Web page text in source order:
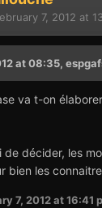
7, 2012 at
at 08:35,
va t-on
de décider, les
bien les
7, 2012 at 16:41